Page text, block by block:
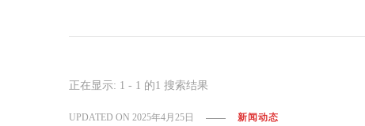
正在显示: 1 - 1 的1 搜索结果
UPDATED ON2025年4月25日 新闻动态